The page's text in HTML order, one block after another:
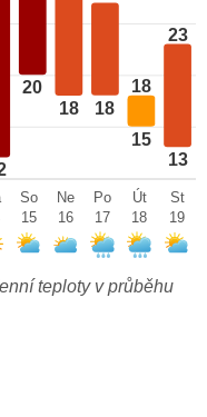
20
18 18
18
15
23
13
So
15
Ne
16
Po
17
Út
18
St
19
teploty v průběhu